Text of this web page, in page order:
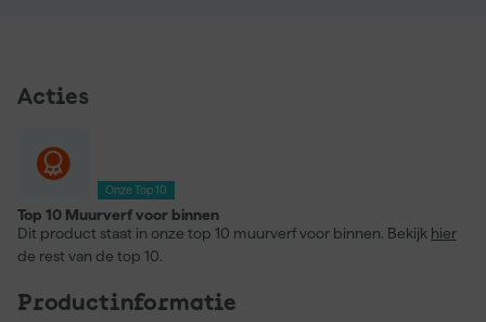
Acties
Onze Top 10
Top 10 Muurverf voor binnen
Dit product staat in onze top 10 muurverf voor binnen. Bekijk hier
de rest van de top 10.
Productinformatie